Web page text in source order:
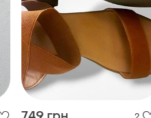
749 грн
Мега зручні босоніжки new
look
39 і ще 1